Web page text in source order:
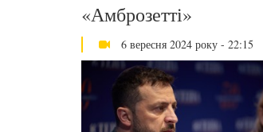
«Амброзетті»
6 вересня 2024 року - 22:15